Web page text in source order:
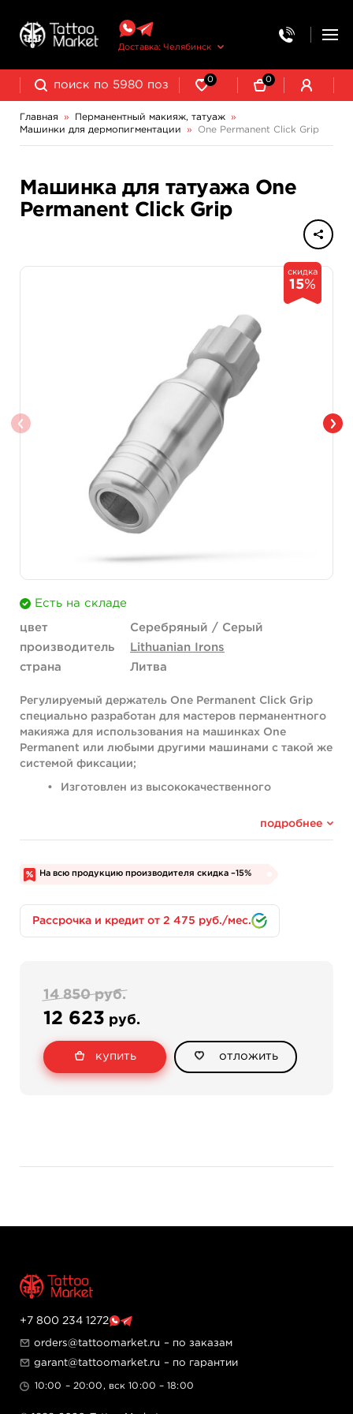
Доставка: Челябинск
0 0
Главная » Перманентный макияж, татуаж
»
Машинки для дермопигментации
» One Permanent Click Grip
Машинка для татуажа One
Permanent Click Grip
Есть на складе
цвет
Серебряный / Серый
производитель
Lithuanian Irons
страна
Литва
Регулируемый держатель One Permanent Click Grip
специально разработан для мастеров перманентного
макияжа для использования на машинках One
Permanent или любыми другими машинами с такой же
системой фиксации;
Изготовлен из высококачественного
Идеально подходит для всех стандартных
картриджей;
подробнее
На всю продукцию производителя скидка –15%
Рассрочка и кредит от 2 475 руб./мес.
14 850 руб.
12 623 руб.
купить отложить
скидка
15%
+7 800 234 1272
orders@tattoomarket.ru – по заказам
garant@tattoomarket.ru – по гарантии
10:00 – 20:00, вск 10:00 – 18:00